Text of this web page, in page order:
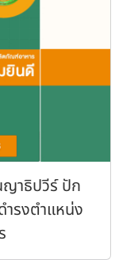
าธิปวีร์ ปัก
ำรงตำแหน่ง